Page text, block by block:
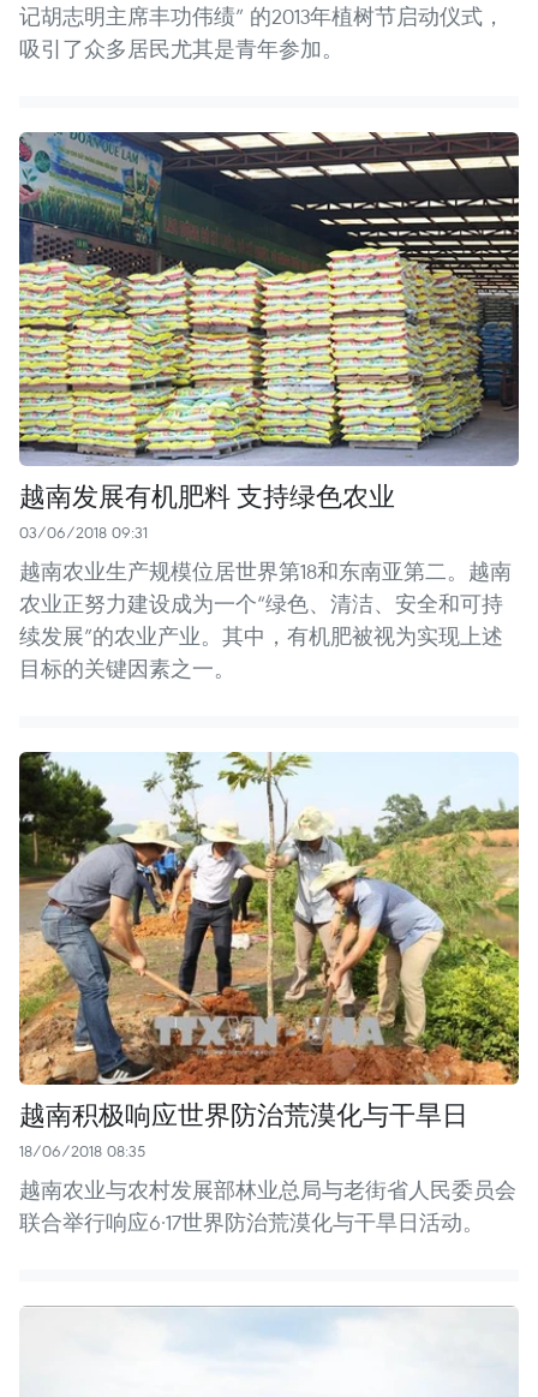
记胡志明主席丰功伟绩” 的2013年植树节启动仪式，
吸引了众多居民尤其是青年参加。
越南发展有机肥料 支持绿色农业
03/06/2018 09:31
越南农业生产规模位居世界第18和东南亚第二。越南
农业正努力建设成为一个“绿色、清洁、安全和可持
续发展”的农业产业。其中，有机肥被视为实现上述
目标的关键因素之一。
越南积极响应世界防治荒漠化与干旱日
18/06/2018 08:35
越南农业与农村发展部林业总局与老街省人民委员会
联合举行响应6·17世界防治荒漠化与干旱日活动。